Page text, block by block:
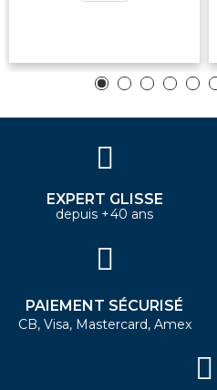
EXPERT GLISSE
depuis +40 ans
PAIEMENT SÉCURISÉ
CB, Visa, Mastercard, Amex